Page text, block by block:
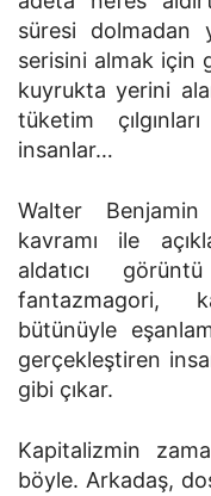
süresi dolmadan
serisini almak için
kuyrukta yerini
tüketim
insanlar…
Walter
kavramı ile
aldatıcı
fantazmagori,
bütünüyle
gerçekleştiren
gibi çıkar.
Kapitalizmin
böyle. Arkadaş,